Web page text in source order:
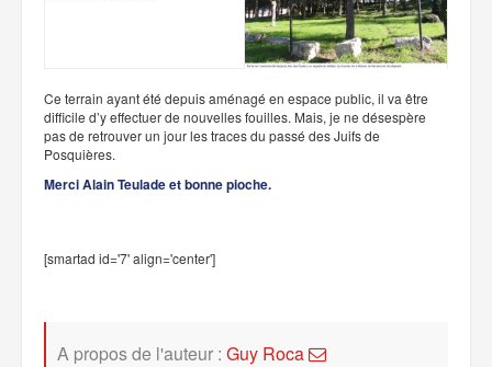
Ce terrain ayant été depuis aménagé en espace public, il va être
difficile d’y effectuer de nouvelles fouilles. Mais, je ne désespère
pas de retrouver un jour les traces du passé des Juifs de
Posquières.
Merci Alain Teulade et bonne pioche.
[smartad id='7' align='center']
A propos de l'auteur : Guy Roca